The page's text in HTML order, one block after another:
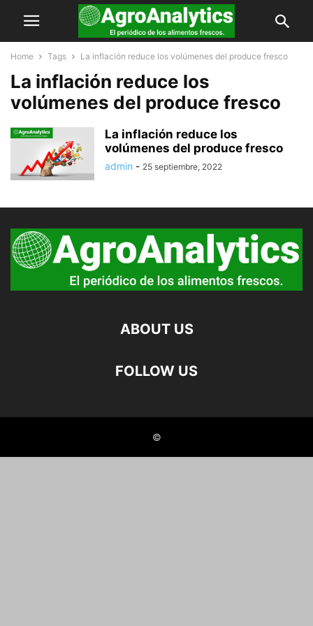
Home Tags La inflación reduce los volúmenes del produce fresco
La inflación reduce los
volúmenes del produce fresco
La inflación reduce los
volúmenes del produce fresco
admin - 25 septiembre, 2022
ABOUT US
FOLLOW US
©